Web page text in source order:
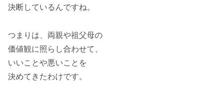
決断しているんですね。
つまりは、両親や祖父母の
価値観に照らし合わせて、
いいことや悪いことを
決めてきたわけです。